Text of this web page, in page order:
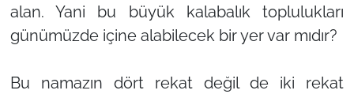
alan. Yani bu büyük kalabalık toplulukları
günümüzde içine alabilecek bir yer var mıdır?
Bu namazın dört rekat değil de iki rekat